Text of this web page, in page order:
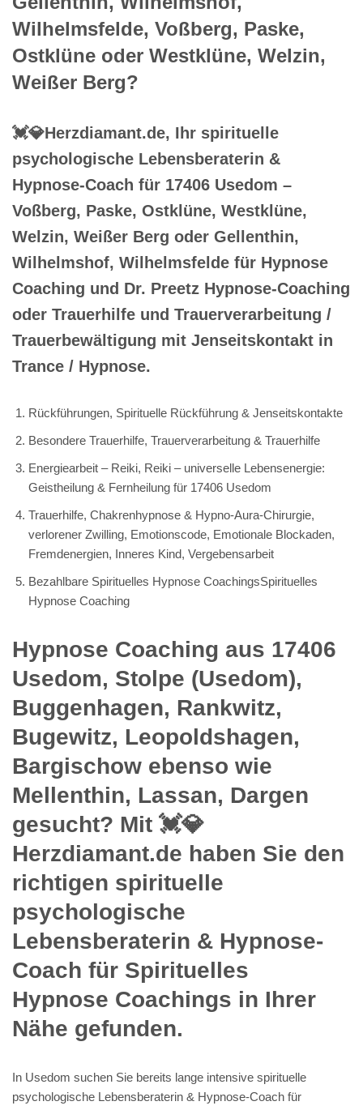
Wilhelmsfelde, Voßberg, Paske,
Ostklüne oder Westklüne, Welzin,
Weißer Berg?
💓️💎Herzdiamant.de, Ihr spirituelle
psychologische Lebensberaterin &
Hypnose-Coach für 17406 Usedom –
Voßberg, Paske, Ostklüne, Westklüne,
Welzin, Weißer Berg oder Gellenthin,
Wilhelmshof, Wilhelmsfelde für Hypnose
Coaching und Dr. Preetz Hypnose-Coaching
oder Trauerhilfe und Trauerverarbeitung /
Trauerbewältigung mit Jenseitskontakt in
Trance / Hypnose.
Rückführungen, Spirituelle Rückführung & Jenseitskontakte
Besondere Trauerhilfe, Trauerverarbeitung & Trauerhilfe
Energiearbeit – Reiki, Reiki – universelle Lebensenergie:
Geistheilung & Fernheilung für 17406 Usedom
Trauerhilfe, Chakrenhypnose & Hypno-Aura-Chirurgie,
verlorener Zwilling, Emotionscode, Emotionale Blockaden,
Fremdenergien, Inneres Kind, Vergebensarbeit
Bezahlbare Spirituelles Hypnose CoachingsSpirituelles
Hypnose Coaching
Hypnose Coaching aus 17406
Usedom, Stolpe (Usedom),
Buggenhagen, Rankwitz,
Bugewitz, Leopoldshagen,
Bargischow ebenso wie
Mellenthin, Lassan, Dargen
gesucht? Mit 💓️💎
Herzdiamant.de haben Sie den
richtigen spirituelle
psychologische
Lebensberaterin & Hypnose-
Coach für Spirituelles
Hypnose Coachings in Ihrer
Nähe gefunden.
In Usedom suchen Sie bereits lange intensive spirituelle
psychologische Lebensberaterin & Hypnose-Coach für